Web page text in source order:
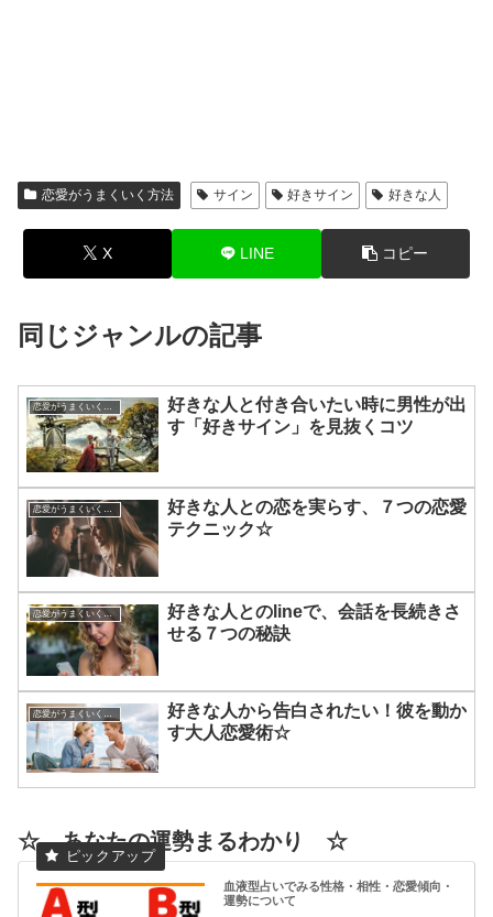
恋愛がうまくいく方法 サイン 好きサイン 好きな人
X LINE コピー
同じジャンルの記事
恋愛がうまくいく方法
好きな人と付き合いたい時に男性が出
す「好きサイン」を見抜くコツ
恋愛がうまくいく方法
好きな人との恋を実らす、７つの恋愛
テクニック☆
恋愛がうまくいく方法
好きな人とのlineで、会話を長続きさ
せる７つの秘訣
好きな人から告白されたい！彼を動か
す大人恋愛術☆
☆ あなたの運勢まるわかり ☆
血液型占いでみる性格・相性・恋愛傾向・
運勢について